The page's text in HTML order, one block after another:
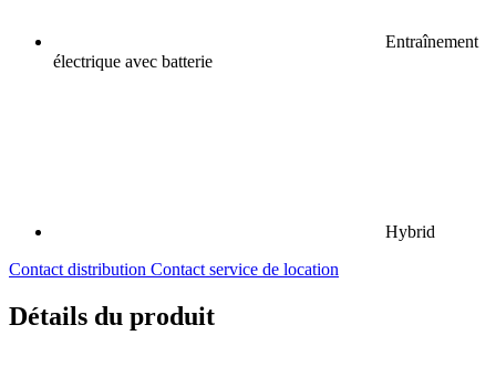
Entraînement
électrique avec batterie
Hybrid
Contact distribution Contact service de location
Détails du produit